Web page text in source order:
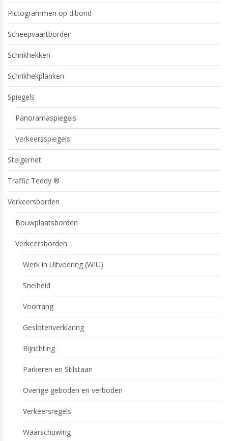
Pictogrammen op dibond
Scheepvaartborden
Schrikhekken
Schrikhekplanken
Spiegels
Panoramaspiegels
Verkeersspiegels
Steigernet
Traffic Teddy ®
Verkeersborden
Bouwplaatsborden
Verkeersborden
Werk in Uitvoering (WIU)
Snelheid
Voorrang
Geslotenverklaring
Rijrichting
Parkeren en Stilstaan
Overige geboden en verboden
Verkeersregels
Waarschuwing